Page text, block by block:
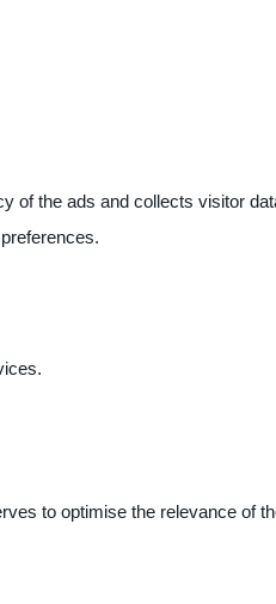
of the ads and collects visitor
to optimise the relevance of